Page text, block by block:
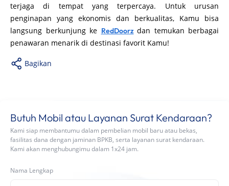
terjaga di tempat yang terpercaya. Untuk urusan
penginapan yang ekonomis dan berkualitas, Kamu bisa
langsung berkunjung ke RedDoorz dan temukan berbagai
penawaran menarik di destinasi favorit Kamu!
Bagikan
Butuh Mobil atau Layanan Surat Kendaraan?
Kami siap membantumu dalam pembelian mobil baru atau bekas,
fasilitas dana dengan jaminan BPKB, serta layanan surat kendaraan.
Kami akan menghubungimu dalam 1x24 jam.
Nama Lengkap